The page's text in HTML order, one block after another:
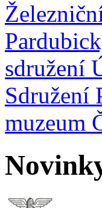
sdružení
Sdružení
muzeum